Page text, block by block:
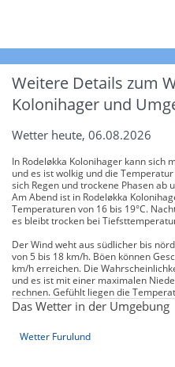
Weitere Details zum
Kolonihager und
Wetter heute, 06.08.2026
In Rodeløkka Kolonihager kann sich
und es ist wolkig und die
sich Regen und trockene Phasen ab
Am Abend ist in Rodeløkka
Temperaturen von 16 bis 19°C.
es bleibt trocken bei
Der Wind weht aus südlicher bis
von 5 bis 18 km/h. Böen können
km/h erreichen. Die
und es ist mit einer maximalen
rechnen. Gefühlt liegen die
Das Wetter in der Umgebung
Wetter Furulund